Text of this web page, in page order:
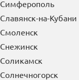
Симферополь
Славянск-на-Кубани
Смоленск
Снежинск
Соликамск
Солнечногорск